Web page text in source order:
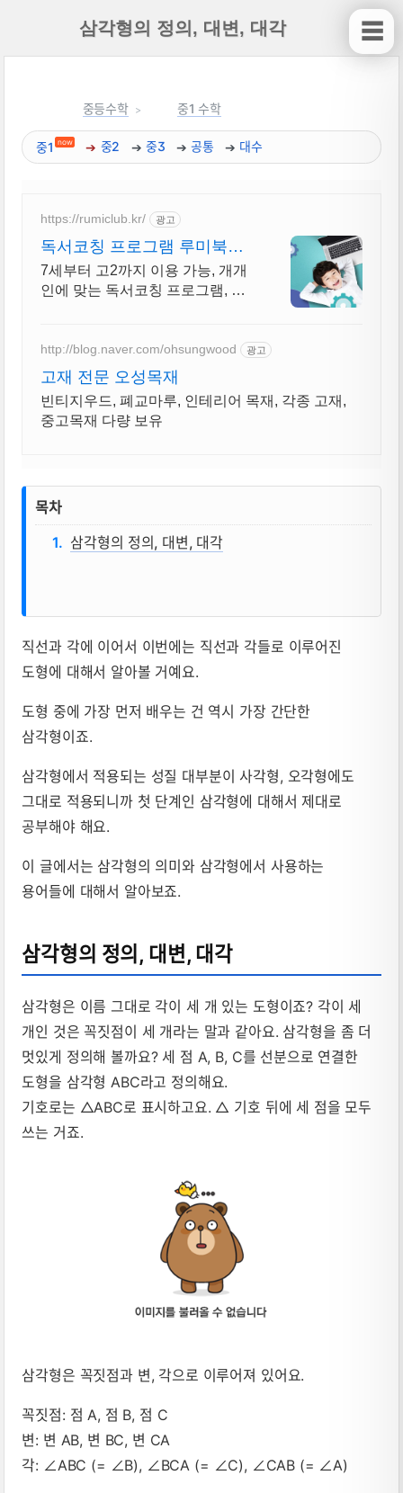
삼각형의 정의, 대변, 대각
중등수학 중1 수학
중1 now 중2 중3 공통 대수
https://rumiclub.kr/ 광고
독서코칭 프로그램 루미북클
럽 새입시에 맞는 프로그램운
영!
7세부터 고2까지 이용 가능, 개개
인에 맞는 독서코칭 프로그램, 문
인 루미북클럽!
http://blog.naver.com/ohsungwood 광고
고재 전문 오성목재
빈티지우드, 폐교마루, 인테리어 목재, 각종 고재,
중고목재 다량 보유
목차
삼각형의 정의, 대변, 대각
삼각형의 정의, 대변, 대각 뜻, 성질, 공
직선과 각에 이어서 이번에는 직선과 각들로 이루어진
도형에 대해서 알아볼 거예요.
도형 중에 가장 먼저 배우는 건 역시 가장 간단한
삼각형이죠.
삼각형에서 적용되는 성질 대부분이 사각형, 오각형에도
그대로 적용되니까 첫 단계인 삼각형에 대해서 제대로
공부해야 해요.
이 글에서는 삼각형의 의미와 삼각형에서 사용하는
용어들에 대해서 알아보죠.
삼각형의 정의, 대변, 대각
삼각형은 이름 그대로 각이 세 개 있는 도형이죠? 각이 세
개인 것은 꼭짓점이 세 개라는 말과 같아요. 삼각형을 좀 더
멋있게 정의해 볼까요? 세 점 A, B, C를 선분으로 연결한
도형을 삼각형 ABC라고 정의해요.
기호로는 △ABC로 표시하고요. △ 기호 뒤에 세 점을 모두
쓰는 거죠.
삼각형은 꼭짓점과 변, 각으로 이루어져 있어요.
꼭짓점: 점 A, 점 B, 점 C
변: 변 AB, 변 BC, 변 CA
각: ∠ABC (= ∠B), ∠BCA (= ∠C), ∠CAB (= ∠A)
☰